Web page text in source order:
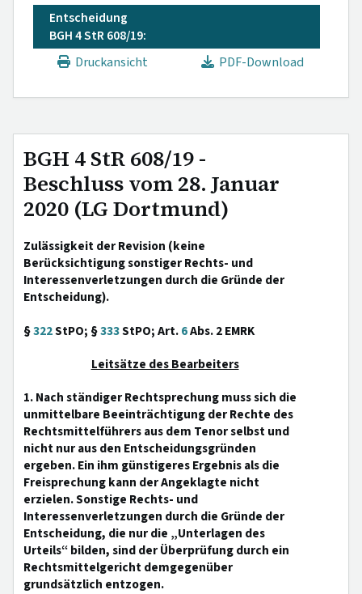
Entscheidung
BGH 4 StR 608/19:
Druckansicht
PDF-Download
BGH 4 StR 608/19 -
Beschluss vom 28. Januar
2020 (LG Dortmund)
Zulässigkeit der Revision (keine
Berücksichtigung sonstiger Rechts- und
Interessenverletzungen durch die Gründe der
Entscheidung).
§322StPO; §333StPO; Art.6Abs. 2 EMRK
Leitsätze des Bearbeiters
1. Nach ständiger Rechtsprechung muss sich die
unmittelbare Beeinträchtigung der Rechte des
Rechtsmittelführers aus dem Tenor selbst und
nicht nur aus den Entscheidungsgründen
ergeben. Ein ihm günstigeres Ergebnis als die
Freisprechung kann der Angeklagte nicht
erzielen. Sonstige Rechts- und
Interessenverletzungen durch die Gründe der
Entscheidung, die nur die „Unterlagen des
Urteils“ bilden, sind der Überprüfung durch ein
Rechtsmittelgericht demgegenüber
grundsätzlich entzogen.